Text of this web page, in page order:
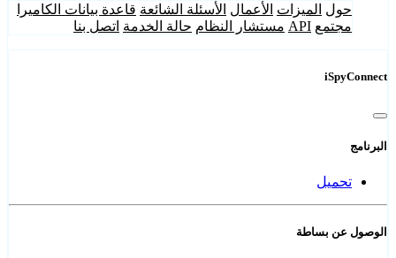
حول الميزات الأعمال الأسئلة الشائعة قاعدة بيانات الكاميرا
مجتمع API مستشار النظام حالة الخدمة اتصل بنا
iSpyConnect
البرنامج
تحميل
الوصول عن بساطة